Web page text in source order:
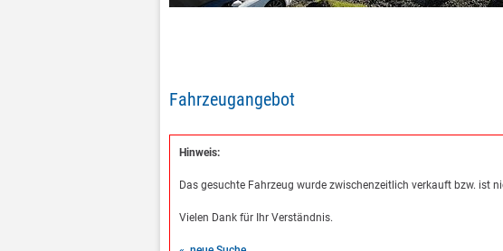
Fahrzeugangebot
Hinweis:
Das gesuchte Fahrzeug wurde zwischenzeitlich verkauft bzw. ist
Vielen Dank für Ihr Verständnis.